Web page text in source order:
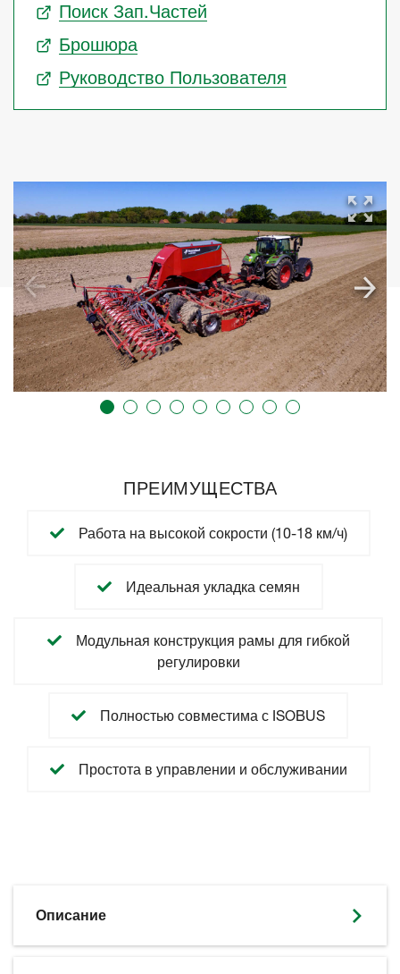
Поиск Зап.частей
Брошюра
Руководство Пользователя
ПРЕИМУЩЕСТВА
Работа на высокой сокрости (10-18 км/ч)
Идеальная укладка семян
Модульная конструкция рамы для гибкой
регулировки
Полностью совместима с ISOBUS
Простота в управлении и обслуживании
Описание